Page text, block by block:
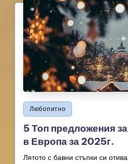
Posted
in
Любопитно
5 Топ предложения
в Европа за 2025г.
Лятото с бавни стъпки си